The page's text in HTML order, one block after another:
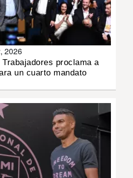
2026
proclama a
un cuarto mandato